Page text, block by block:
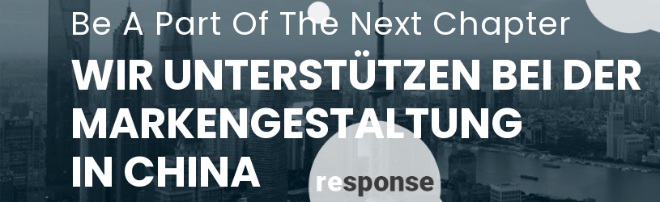
Be A Part Of The Next Chapter
WIR UNTERSTÜTZEN BEI DER
MARKENGESTALTUNG
IN CHINA